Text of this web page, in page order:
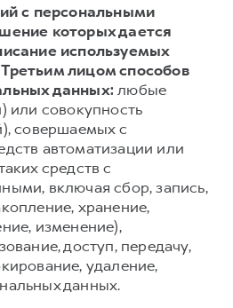
с персональными
которых дается
используемых
лицом способов
данных:любые
или совокупность
совершаемых с
автоматизации или
средств с
включая сбор, запись,
хранение,
изменение),
доступ, передачу,
удаление,
данных.